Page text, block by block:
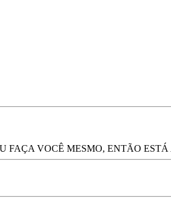
FAÇA VOCÊ MESMO, ENTÃO